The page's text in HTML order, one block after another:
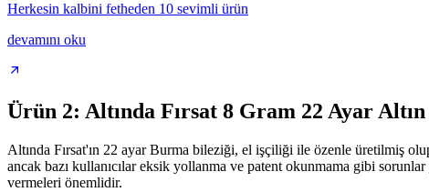
Herkesin kalbini fetheden 10 sevimli ürün
devamını oku
Ürün 2: Altında Fırsat 8 Gram 22 Ayar
Altında Fırsat'ın 22 ayar Burma bileziği, el işçiliği ile özenle üretilmiş
ancak bazı kullanıcılar eksik yollanma ve patent okunmama gibi
vermeleri önemlidir.